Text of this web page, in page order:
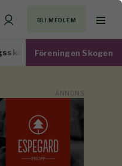
BLI MEDLEM
Virkesmarknad
Föreningen Skogen